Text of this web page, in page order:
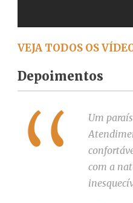
VEJA TODOS OS
Depoimentos
Um
com a